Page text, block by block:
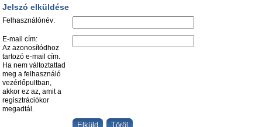
Jelszó elküldése
Felhasználónév:
E-mail cím:
Az azonosítódhoz
tartozó e-mail cím.
Ha nem változtattad
meg a felhasználó
vezérlőpultban,
akkor ez az, amit a
regisztrációkor
megadtál.